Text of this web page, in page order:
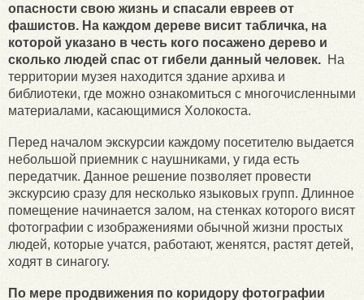
опасности свою жизнь и спасали евреев от
фашистов. На каждом дереве висит табличка, на
которой указано в честь кого посажено дерево и
сколько людей спас от гибели данный человек. На
территории музея находится здание архива и
библиотеки, где можно ознакомиться с многочисленными
материалами, касающимися Холокоста.
Перед началом экскурсии каждому посетителю выдается
небольшой приемник с наушниками, у гида есть
передатчик. Данное решение позволяет провести
экскурсию сразу для несколько языковых групп. Длинное
помещение начинается залом, на стенках которого висят
фотографии с изображениями обычной жизни простых
людей, которые учатся, работают, женятся, растят детей,
ходят в синагогу.
По мере продвижения по коридору фотографии